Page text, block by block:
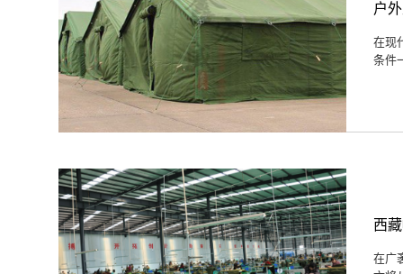
户
在现
条件
西
在广